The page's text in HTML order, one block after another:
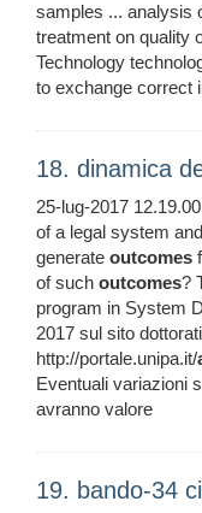
samples ... analysis
treatment on quality
Technology
to exchange correct
18. dinamica
25-lug-2017 12.19.00
of a legal system
generate outcomes
of such outcomes?
program in System
2017 sul sito
http://portale.unipa.it/
Eventuali variazioni
avranno valore
19. bando-34